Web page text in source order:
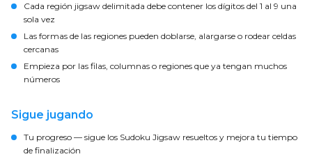
Cada región jigsaw delimitada debe contener los dígitos del 1 al 9 una
sola vez
Las formas de las regiones pueden doblarse, alargarse o rodear celdas
cercanas
Empieza por las filas, columnas o regiones que ya tengan muchos
números
Sigue jugando
Tu progreso — sigue los Sudoku Jigsaw resueltos y mejora tu tiempo
de finalización